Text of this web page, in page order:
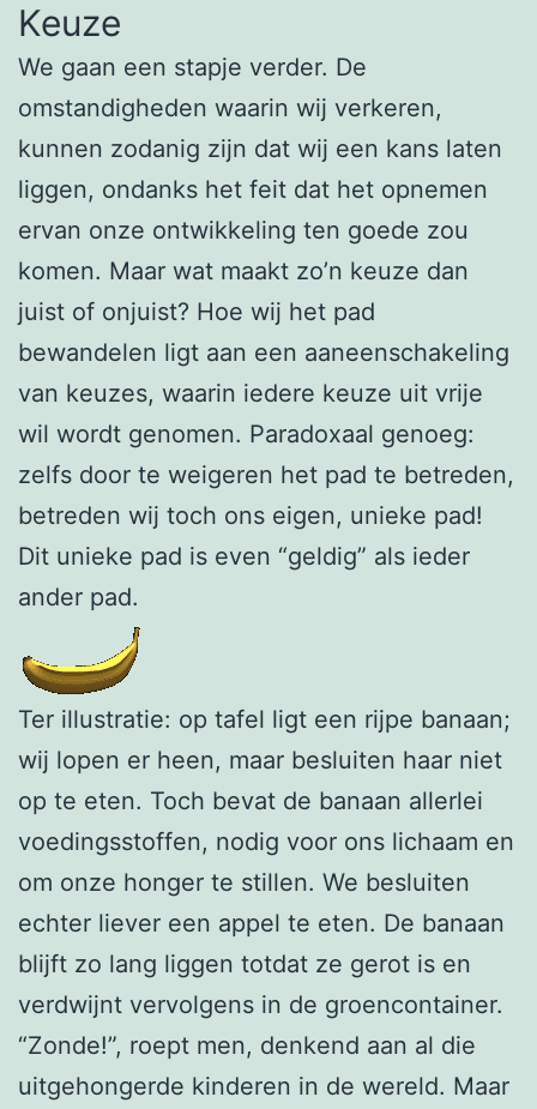
Keuze
We gaan een stapje verder. De
omstandigheden waarin wij verkeren,
kunnen zodanig zijn dat wij een kans laten
liggen, ondanks het feit dat het opnemen
ervan onze ontwikkeling ten goede zou
komen. Maar wat maakt zo’n keuze dan
juist of onjuist? Hoe wij het pad
bewandelen ligt aan een aaneenschakeling
van keuzes, waarin iedere keuze uit vrije
wil wordt genomen. Paradoxaal genoeg:
zelfs door te weigeren het pad te betreden,
betreden wij toch ons eigen, unieke pad!
Dit unieke pad is even “geldig” als ieder
ander pad.
Ter illustratie: op tafel ligt een rijpe banaan;
wij lopen er heen, maar besluiten haar niet
op te eten. Toch bevat de banaan allerlei
voedingsstoffen, nodig voor ons lichaam en
om onze honger te stillen. We besluiten
echter liever een appel te eten. De banaan
blijft zo lang liggen totdat ze gerot is en
verdwijnt vervolgens in de groencontainer.
“Zonde!”, roept men, denkend aan al die
uitgehongerde kinderen in de wereld. Maar